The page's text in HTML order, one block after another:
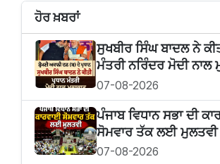
ਹੋਰ ਖ਼ਬਰਾਂ
ਸੁਖਬੀਰ‌ ਸਿੰਘ ਬਾਦਲ ਨੇ
ਮੰਤਰੀ ਨਰਿੰਦਰ ਮੋਦੀ ਨਾਲ
07-08-2026
ਪੰਜਾਬ ਵਿਧਾਨ ਸਭਾ ਦੀ
ਸੋਮਵਾਰ ਤੱਕ ਲਈ ਮੁਲਤਵੀ
07-08-2026